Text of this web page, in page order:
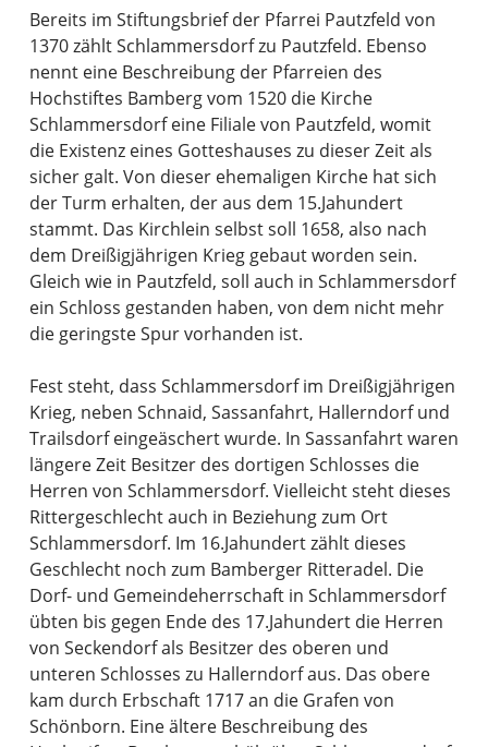
Bereits im Stiftungsbrief der Pfarrei Pautzfeld von
1370 zählt Schlammersdorf zu Pautzfeld. Ebenso
nennt eine Beschreibung der Pfarreien des
Hochstiftes Bamberg vom 1520 die Kirche
Schlammersdorf eine Filiale von Pautzfeld, womit
die Existenz eines Gotteshauses zu dieser Zeit als
sicher galt. Von dieser ehemaligen Kirche hat sich
der Turm erhalten, der aus dem 15.Jahundert
stammt. Das Kirchlein selbst soll 1658, also nach
dem Dreißigjährigen Krieg gebaut worden sein.
Gleich wie in Pautzfeld, soll auch in Schlammersdorf
ein Schloss gestanden haben, von dem nicht mehr
die geringste Spur vorhanden ist.
Fest steht, dass Schlammersdorf im Dreißigjährigen
Krieg, neben Schnaid, Sassanfahrt, Hallerndorf und
Trailsdorf eingeäschert wurde. In Sassanfahrt waren
längere Zeit Besitzer des dortigen Schlosses die
Herren von Schlammersdorf. Vielleicht steht dieses
Rittergeschlecht auch in Beziehung zum Ort
Schlammersdorf. Im 16.Jahundert zählt dieses
Geschlecht noch zum Bamberger Ritteradel. Die
Dorf- und Gemeindeherrschaft in Schlammersdorf
übten bis gegen Ende des 17.Jahundert die Herren
von Seckendorf als Besitzer des oberen und
unteren Schlosses zu Hallerndorf aus. Das obere
kam durch Erbschaft 1717 an die Grafen von
Schönborn. Eine ältere Beschreibung des